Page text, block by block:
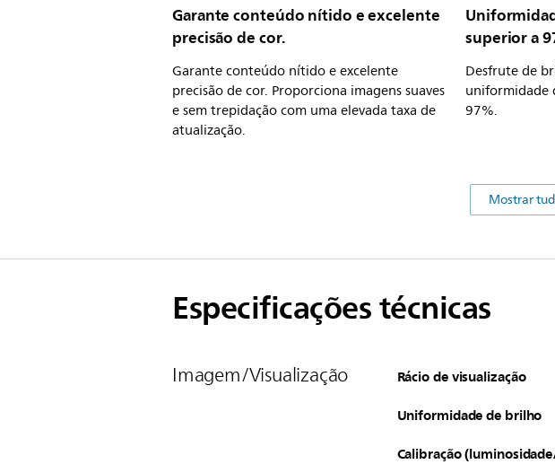
Garante conteúdo nítido e excelente
precisão de cor.
Garante conteúdo nítido e excelente
precisão de cor. Proporciona imagens suaves
e sem trepidação com uma elevada taxa de
atualização.
superior a
Desfrute de
uniformidade
97%.
Mostrar
Especificações técnicas
Imagem/Visualização Rácio de visualização
Uniformidade de brilho
Calibração